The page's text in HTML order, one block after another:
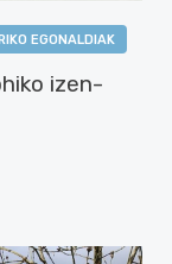
EGONALDIAK
izen-